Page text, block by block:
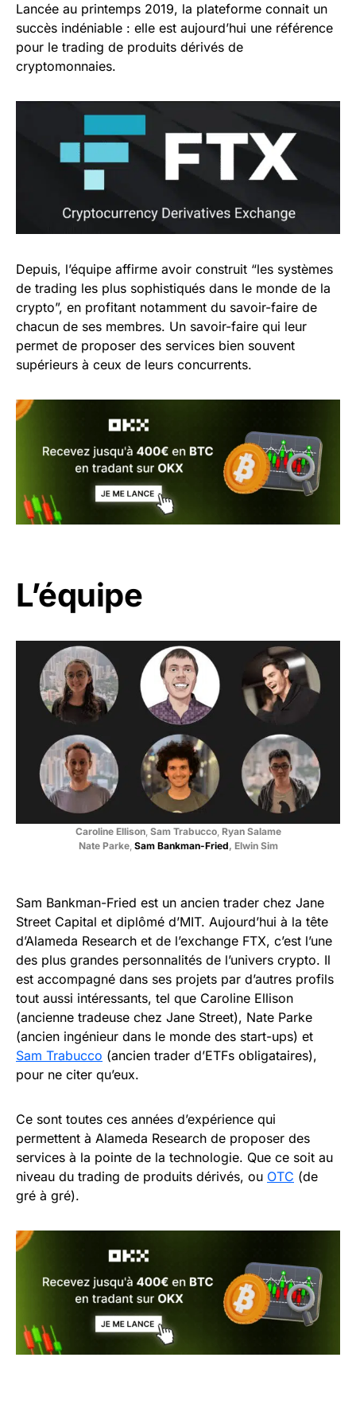
Lancée au printemps 2019, la plateforme connait un
succès indéniable : elle est aujourd’hui une référence
pour le trading de produits dérivés de
cryptomonnaies.
Depuis, l’équipe affirme avoir construit “les systèmes
de trading les plus sophistiqués dans le monde de la
crypto”, en profitant notamment du savoir-faire de
chacun de ses membres. Un savoir-faire qui leur
permet de proposer des services bien souvent
supérieurs à ceux de leurs concurrents.
L’équipe
Caroline Ellison, Sam Trabucco, Ryan Salame
Nate Parke, Sam Bankman-Fried, Elwin Sim
Sam Bankman-Fried est un ancien trader chez Jane
Street Capital et diplômé d’MIT. Aujourd’hui à la tête
d’Alameda Research et de l’exchange FTX, c’est l’une
des plus grandes personnalités de l’univers crypto. Il
est accompagné dans ses projets par d’autres profils
tout aussi intéressants, tel que Caroline Ellison
(ancienne tradeuse chez Jane Street), Nate Parke
(ancien ingénieur dans le monde des start-ups) et
Sam Trabucco (ancien trader d’ETFs obligataires),
pour ne citer qu’eux.
Ce sont toutes ces années d’expérience qui
permettent à Alameda Research de proposer des
services à la pointe de la technologie. Que ce soit au
niveau du trading de produits dérivés, ou OTC (de
gré à gré).